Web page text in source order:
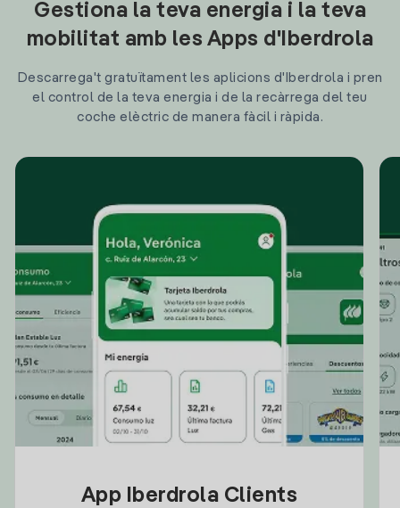
Gestiona la teva energia i la teva
mobilitat amb les Apps d'Iberdrola
Descarrega't gratuïtament les aplicions d'Iberdrola i pren
el control de la teva energia i de la recàrrega del teu
coche elèctric de manera fàcil i ràpida.
App Iberdrola Clients